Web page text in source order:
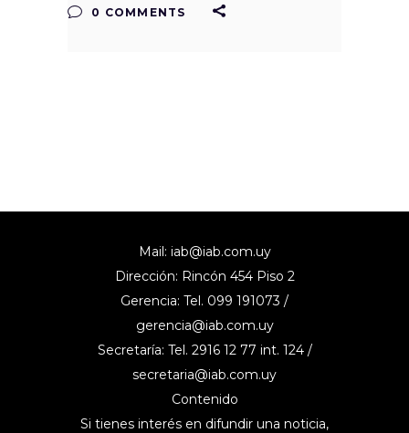
0 COMMENTS
Mail: iab@iab.com.uy
Dirección: Rincón 454 Piso 2
Gerencia: Tel. 099 191073 /
gerencia@iab.com.uy
Secretaría: Tel. 2916 12 77 int. 124 /
secretaria@iab.com.uy
Contenido
Si tienes interés en difundir una noticia,